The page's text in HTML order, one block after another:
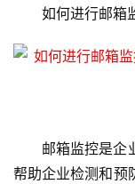
如何进行邮箱
邮箱监控是企
帮助企业检测和预